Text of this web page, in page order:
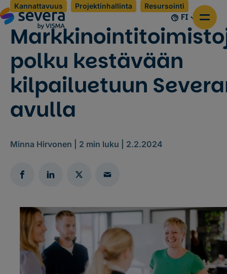
FI
Kannattavuus Projektinhallinta Resursointi
polku kestävään
kilpailuetuun
avulla
Minna Hirvonen | 2 min luku | 2.2.2024